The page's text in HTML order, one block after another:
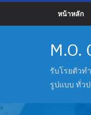
หน้าหลัก
M.O.
รับโรยตัวท
รูปแบบ ทั่ว